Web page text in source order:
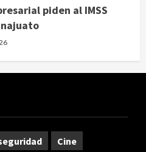
piden al IMSS
Cine